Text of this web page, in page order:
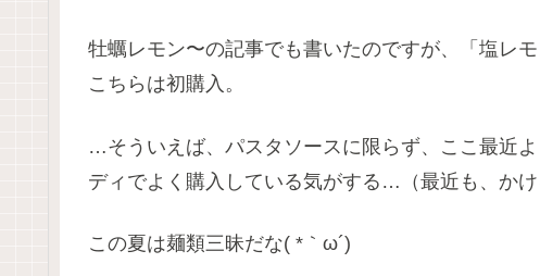
牡蠣レモン〜の記事でも書いたのですが、「塩レ
こちらは初購入。
…そういえば、パスタソースに限らず、ここ最近
ディでよく購入している気がする…（最近も、かけ
この夏は麺類三昧だな( *｀ω´)